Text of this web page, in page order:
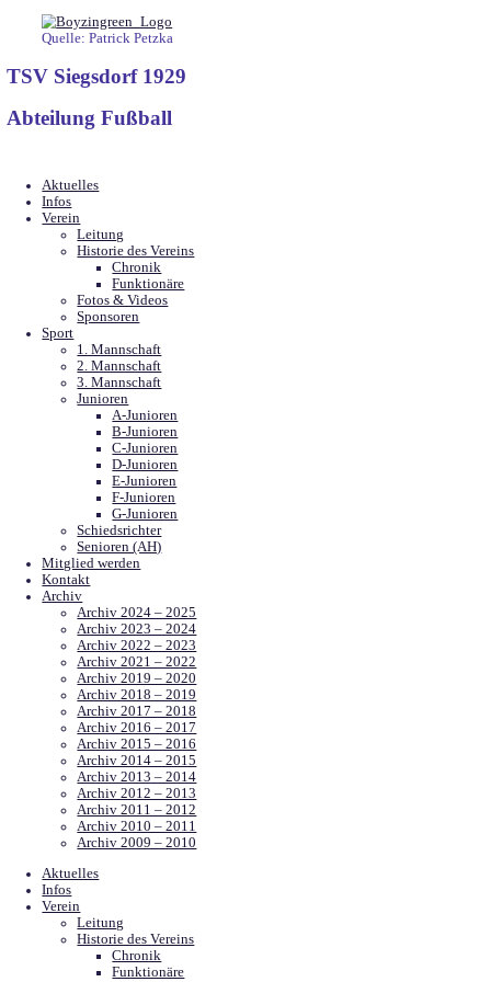
Quelle: Patrick Petzka
TSV Siegsdorf 1929
Aktuelles
Infos
Verein
Leitung
Historie des Vereins
Funktionäre
Fotos & Videos
Sponsoren
1. Mannschaft
2. Mannschaft
3. Mannschaft
Junioren
A-Junioren
B-Junioren
C-Junioren
F-Junioren
G-Junioren
Schiedsrichter
Senioren (AH)
Mitglied werden
Kontakt
Archiv
Archiv 2024 – 2025
Archiv 2023 – 2024
Archiv 2022 – 2023
Archiv 2021 – 2022
Archiv 2019 – 2020
Archiv 2018 – 2019
Archiv 2015 – 2016
Archiv 2014 – 2015
Archiv 2013 – 2014